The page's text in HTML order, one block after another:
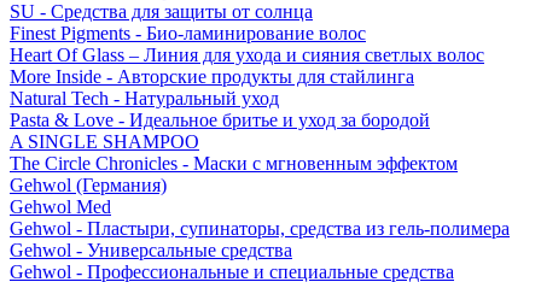
SU - Средства для защиты от солнца
Finest Pigments - Био-ламинирование волос
Heart Of Glass – Линия для ухода и сияния светлых волос
More Inside - Авторские продукты для стайлинга
Natural Tech - Натуральный уход
Pasta & Love - Идеальное бритье и уход за бородой
A SINGLE SHAMPOO
The Circle Chronicles - Маски с мгновенным эффектом
Gehwol (Германия)
Gehwol Med
Gehwol - Пластыри, супинаторы, средства из гель-полимера
Gehwol - Универсальные средства
Gehwol - Профессиональные и специальные средства